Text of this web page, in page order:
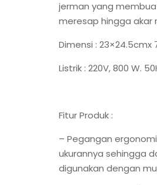
jerman yang
meresap hingga akar
Dimensi : 23×24.5cmx
Listrik : 220V, 800 W.
Fitur Produk :
– Pegangan
ukurannya sehingga
digunakan dengan